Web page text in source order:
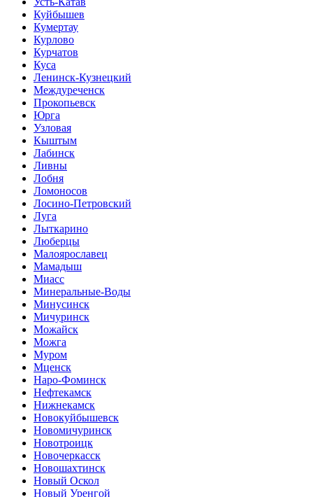
Куйбышев
Кумертау
Курлово
Курчатов
Куса
Ленинск-Кузнецкий
Междуреченск
Прокопьевск
Юрга
Узловая
Кыштым
Лабинск
Ливны
Лобня
Ломоносов
Лосино-Петровский
Луга
Лыткарино
Люберцы
Малоярославец
Мамадыш
Миасс
Минеральные-Воды
Минусинск
Мичуринск
Можайск
Можга
Муром
Мценск
Наро-Фоминск
Нефтекамск
Нижнекамск
Новокуйбышевск
Новомичуринск
Новотроицк
Новочеркасск
Новошахтинск
Новый Оскол
Новый Уренгой